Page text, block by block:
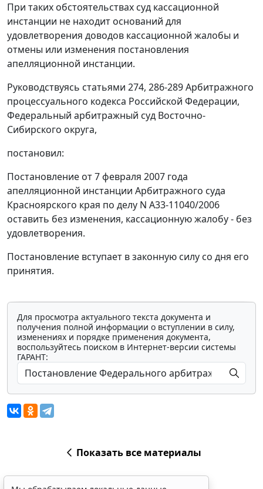
При таких обстоятельствах суд кассационной
инстанции не находит оснований для
удовлетворения доводов кассационной жалобы и
отмены или изменения постановления
апелляционной инстанции.
Руководствуясь статьями 274, 286-289Арбитражного
процессуального кодекса Российской Федерации,
Федеральный арбитражный суд Восточно-
Сибирского округа,
постановил:
Постановление от 7 февраля 2007 года
апелляционной инстанции Арбитражного суда
Красноярского края по делу N А33-11040/2006
оставить без изменения, кассационную жалобу - без
удовлетворения.
Постановление вступает в законную силу со дня его
принятия.
Для просмотра актуального текста документа и
получения полной информации о вступлении в силу,
изменениях и порядке применения документа,
воспользуйтесь поиском в Интернет-версии системы
ГАРАНТ:
Показать все материалы